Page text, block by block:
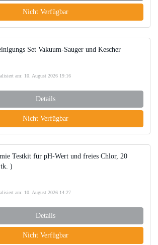
Nicht Verfügbar
Set Vakuum-Sauger und Kescher
am: 10. August 2026 19:16
Details
Nicht Verfügbar
Testkit für pH-Wert und freies Chlor, 20
)
am: 10. August 2026 14:27
Details
Nicht Verfügbar